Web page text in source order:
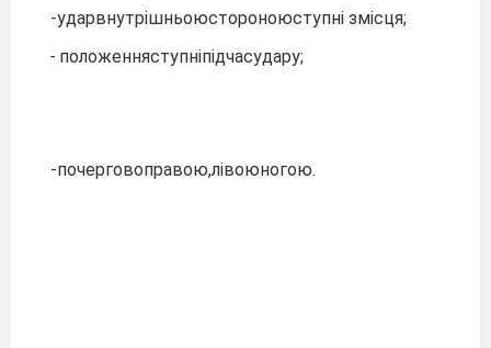
-ударвнутрішньоюстороноюступні змісця;
- положенняступніпідчасудару;
-почерговоправою,лівоюногою.